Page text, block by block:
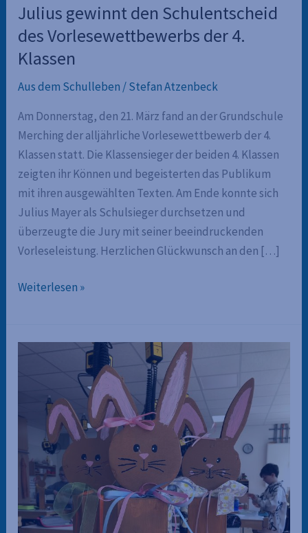
Julius gewinnt den Schulentscheid
des Vorlesewettbewerbs der 4.
Klassen
Aus dem Schulleben /Stefan Atzenbeck
Am Donnerstag, den 21. März fand an der Grundschule
Merching der alljährliche Vorlesewettbewerb der 4.
Klassen statt. Die Klassensieger der beiden 4. Klassen
zeigten ihr Können und begeisterten das Publikum
mit ihren ausgewählten Texten. Am Ende konnte sich
Julius Mayer als Schulsieger durchsetzen und
überzeugte die Jury mit seiner beeindruckenden
Vorleseleistung. Herzlichen Glückwunsch an den […]
Julius
Schulentscheid
Vorlesewettbewerbs
4.
Klassen
Weiterlesen »